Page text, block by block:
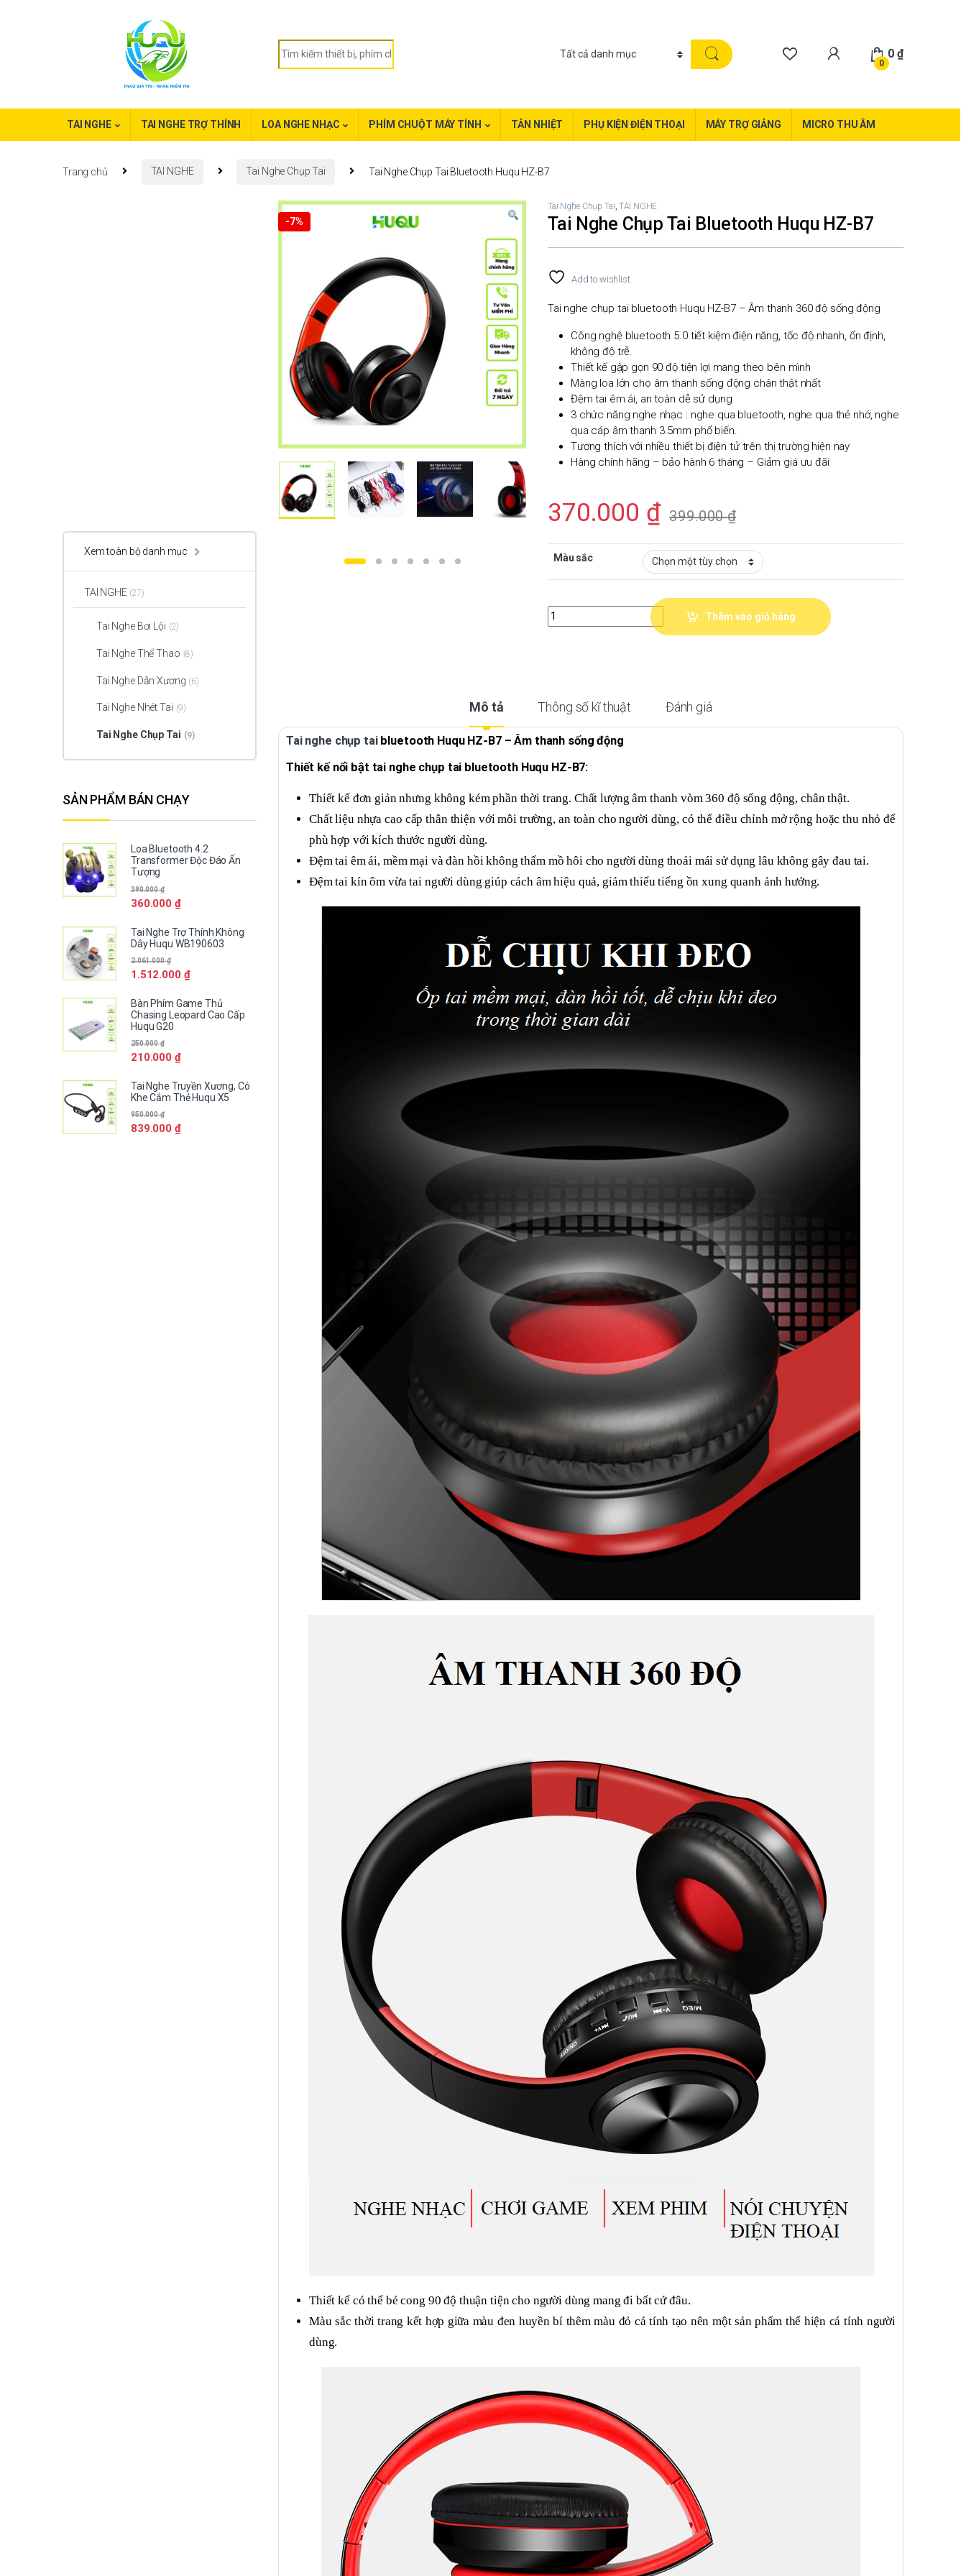
0
0₫
TAI NGHE TAI NGHE TRỢ THÍNH LOA NGHE NHẠC PHÍM CHUỘT MÁY TÍNH TẢN NHIỆT PHỤ KIỆN ĐIỆN THOẠI MÁY TRỢ GIẢNG MICRO THU ÂM
Trang chủ TAI NGHE Tai Nghe Chụp Tai Tai Nghe Chụp Tai Bluetooth Huqu HZ-B7
-7%
Tai Nghe Chụp Tai,TAI NGHE
Tai Nghe Chụp Tai Bluetooth Huqu HZ-B7
Add to wishlist
Tai nghe chụp tai bluetooth Huqu HZ-B7 – Âm thanh 360 độ sống động
Công nghệ bluetooth 5.0 tiết kiệm điện năng, tốc độ nhanh, ổn định,
không độ trễ.
Thiết kế gập gọn 90 độ tiện lợi mang theo bên mình
Màng loa lớn cho âm thanh sống động chân thật nhất
Đệm tai êm ái, an toàn dễ sử dụng
3 chức năng nghe nhạc : nghe qua bluetooth, nghe qua thẻ nhớ, nghe
qua cáp âm thanh 3.5mm phổ biến.
Tương thích với nhiều thiết bị điện tử trên thị trường hiện nay
Hàng chính hãng – bảo hành 6 tháng – Giảm giá ưu đãi
370.000 ₫ 399.000₫
Màu sắc
Quantity Thêm vào giỏ hàng
Mô tả Thông số kĩ thuật Đánh giá
Tai nghe chụp taibluetooth Huqu HZ-B7 – Âm thanh sống động
Thiết kế nổi bật tai nghe chụp tai bluetooth Huqu HZ-B7:
Thiết kế đơn giản nhưng không kém phần thời trang. Chất lượng âm thanh vòm 360 độ sống động, chân thật.
Chất liệu nhựa cao cấp thân thiện với môi trường, an toàn cho người dùng, có thể điều chỉnh mở rộng hoặc thu nhỏ để
phù hợp với kích thước người dùng.
Đệm tai êm ái, mềm mại và đàn hồi không thấm mồ hôi cho người dùng thoải mái sử dụng lâu không gây đau tai.
Đệm tai kín ôm vừa tai người dùng giúp cách âm hiệu quả, giảm thiểu tiếng ồn xung quanh ảnh hưởng.
Thiết kế có thể bẻ cong 90 độ thuận tiện cho người dùng mang đi bất cứ đâu.
Màu sắc thời trang kết hợp giữa màu đen huyền bí thêm màu đỏ cá tính tạo nên một sản phẩm thể hiện cá tính người
dùng.
Xem toàn bộ danh mục
TAI NGHE (27)
Tai Nghe Bơi Lội (2)
Tai Nghe Thể Thao (8)
Tai Nghe Dẫn Xương (6)
Tai Nghe Nhét Tai (9)
Tai Nghe Chụp Tai (9)
SẢN PHẨM BÁN CHẠY
Loa Bluetooth 4.2
Transformer Độc Đáo Ấn
Tượng
360.000 ₫
390.000₫
Tai Nghe Trợ Thính Không
Dây Huqu WB190603
1.512.000 ₫
2.061.000₫
Bàn Phím Game Thủ
Chasing Leopard Cao Cấp
Huqu G20
210.000 ₫
250.000₫
Tai Nghe Truyền Xương, Có
Khe Cắm Thẻ Huqu X5
839.000 ₫
950.000₫